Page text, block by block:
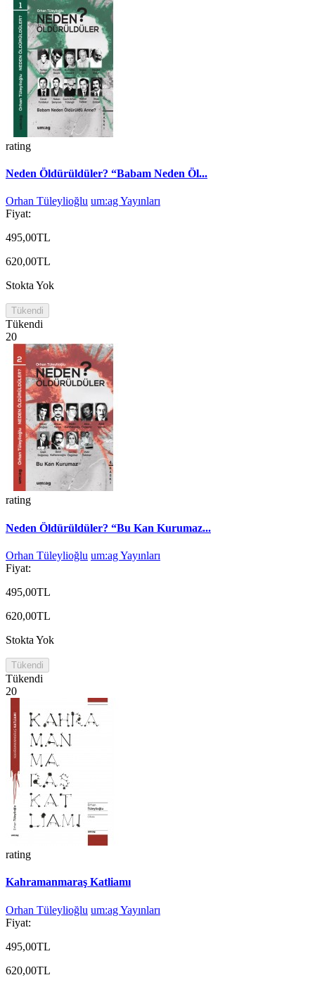
rating
Neden Öldürüldüler? “Babam Neden Öl...
Orhan Tüleylioğlu um:ag Yayınları
Fiyat:
495,00TL
620,00TL
Stokta Yok
Tükendi
Tükendi
20
rating
Neden Öldürüldüler? “Bu Kan Kurumaz...
Orhan Tüleylioğlu um:ag Yayınları
Fiyat:
495,00TL
620,00TL
Stokta Yok
Tükendi
Tükendi
20
rating
Kahramanmaraş Katliamı
Orhan Tüleylioğlu um:ag Yayınları
Fiyat:
495,00TL
620,00TL